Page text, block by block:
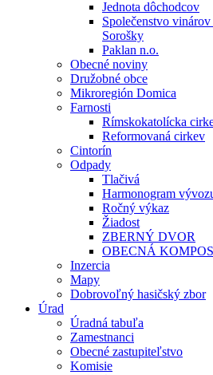
Jednota dôchodcov
Společenstvo
Sorošky
Paklan n.o.
Obecné noviny
Družobné obce
Mikroregión Domica
Farnosti
Rímskokatolícka
Reformovaná cirkev
Cintorín
Odpady
Tlačivá
Harmonogram
Ročný výkaz
Žiadost
ZBERNÝ DVOR
OBECNÁ
Inzercia
Mapy
Dobrovoľný hasičský zbor
Úrad
Úradná tabuľa
Zamestnanci
Obecné zastupiteľstvo
Komisie